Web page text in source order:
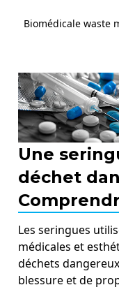
Biomédicale waste
Une
déchet
Les seringues
médicales et
déchets
blessure et de